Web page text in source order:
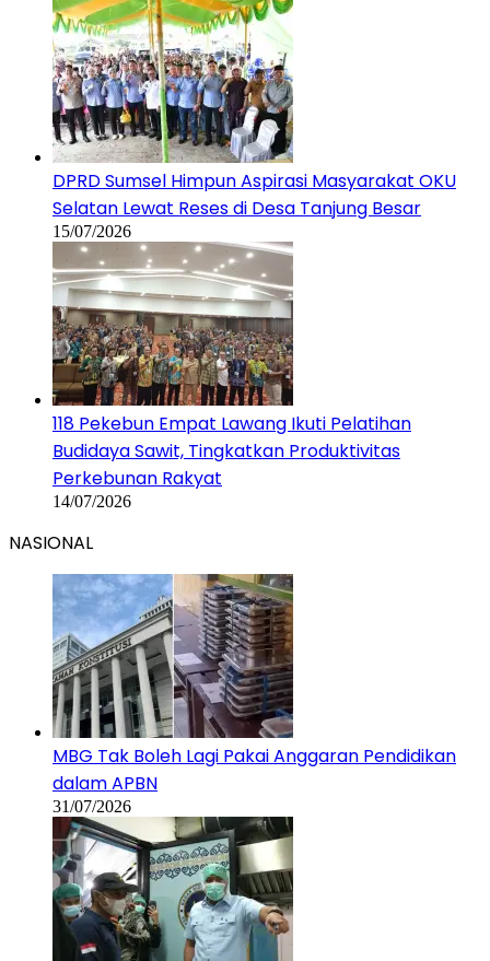
DPRD Sumsel Himpun Aspirasi Masyarakat OKU
Selatan Lewat Reses di Desa Tanjung Besar
15/07/2026
118 Pekebun Empat Lawang Ikuti Pelatihan
Budidaya Sawit, Tingkatkan Produktivitas
Perkebunan Rakyat
14/07/2026
NASIONAL
MBG Tak Boleh Lagi Pakai Anggaran Pendidikan
dalam APBN
31/07/2026